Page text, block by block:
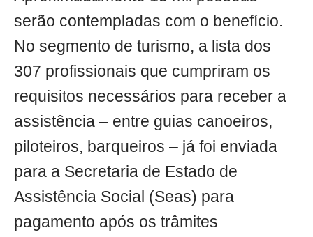
serão contempladas com o benefício.
No segmento de turismo, a lista dos
307 profissionais que cumpriram os
requisitos necessários para receber a
assistência – entre guias canoeiros,
piloteiros, barqueiros – já foi enviada
para a Secretaria de Estado de
Assistência Social (Seas) para
pagamento após os trâmites